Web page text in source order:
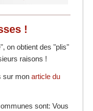
!
on obtient des "plis"
raisons !
sur mon article du
sont: Vous